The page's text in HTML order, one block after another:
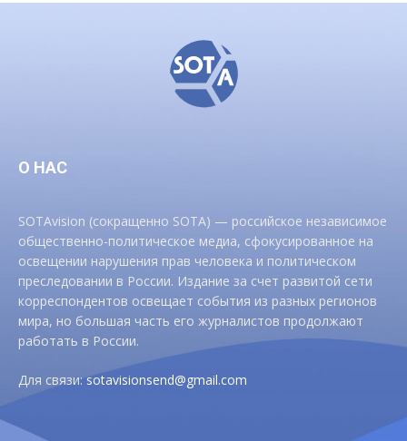
О НАС
SOTAvision (сокращенно SOTA) — российское независимое
общественно-политическое медиа, сфокусированное на
освещении нарушения прав человека и политическом
преследовании в России. Издание за счет развитой сети
корреспондентов освещает события из разных регионов
мира, но большая часть его журналистов продолжают
работать в России.
Для связи:sotavisionsend@gmail.com